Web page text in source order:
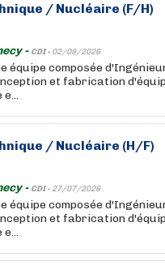
/ Nucléaire (F/H)
- CDI - 02/08/2026
équipe composée
et fabrication
/ Nucléaire (H/F)
- CDI - 27/07/2026
équipe composée
et fabrication